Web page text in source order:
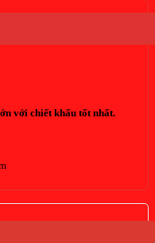
với chiết khấu tốt nhất.